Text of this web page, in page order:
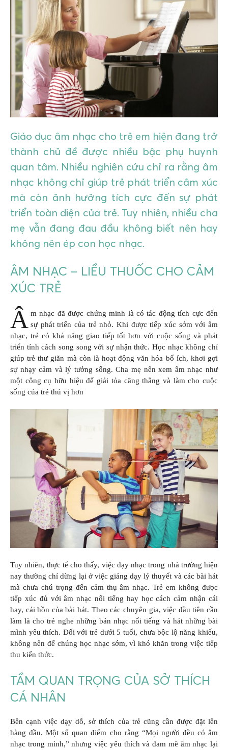
GIÁO DỤC
KỲ NGHỈ & ĐIỂM ĐẾN
QUÀ TẶNG & SỰ KIỆN
LIÊN HỆ
Giáo dục âm nhạc cho trẻ em hiện đang trở
thành chủ đề được nhiều bậc phụ huynh
quan tâm. Nhiều nghiên cứu chỉ ra rằng âm
nhạc không chỉ giúp trẻ phát triển cảm xúc
mà còn ảnh hưởng tích cực đến sự phát
triển toàn diện của trẻ. Tuy nhiên, nhiều cha
mẹ vẫn đang đau đầu không biết nên hay
không nên ép con học nhạc.
ÂM NHẠC – LIỀU THUỐC CHO CẢM
XÚC TRẺ
Â m nhạc đã được chứng minh là có tác động tích cực đến
sự phát triển của trẻ nhỏ. Khi được tiếp xúc sớm với âm
nhạc, trẻ có khả năng giao tiếp tốt hơn với cuộc sống và phát
triển tính cách song song với sự nhận thức. Học nhạc không chỉ
giúp trẻ thư giãn mà còn là hoạt động văn hóa bổ ích, khơi gợi
sự nhạy cảm và lý tưởng sống. Cha mẹ nên xem âm nhạc như
một công cụ hữu hiệu để giải tỏa căng thẳng và làm cho cuộc
sống của trẻ thú vị hơn
Tuy nhiên, thực tế cho thấy, việc dạy nhạc trong nhà trường hiện
nay thường chỉ dừng lại ở việc giảng dạy lý thuyết và các bài hát
mà chưa chú trọng đến cảm thụ âm nhạc. Trẻ em không được
tiếp xúc đủ với âm nhạc nổi tiếng hay học cách cảm nhận cái
hay, cái hồn của bài hát. Theo các chuyên gia, việc đầu tiên cần
làm là cho trẻ nghe những bản nhạc nổi tiếng và hát những bài
mình yêu thích. Đối với trẻ dưới 5 tuổi, chưa bộc lộ năng khiếu,
không nên để chúng học nhạc sớm, vì khó khăn trong việc tiếp
thu kiến thức.
TẦM QUAN TRỌNG CỦA SỞ THÍCH
CÁ NHÂN
Bên cạnh việc dạy dỗ, sở thích của trẻ cũng cần được đặt lên
hàng đầu. Một số quan điểm cho rằng “Mọi người đều có âm
nhạc trong mình,” nhưng việc yêu thích và đam mê âm nhạc lại